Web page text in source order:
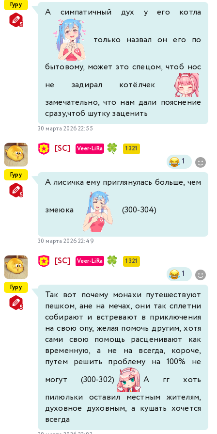
Гуру
А симпатичный дух у его котла
только назвал он его по
бытовому, может это спецом, чтоб нос
не задирал котёлчек
замечательно, что нам дали пояснение
сразу,чтоб шутку заценить
30 марта 2026 22:55
Гуру
[SC] Veer-LiRa 1 321
1
А лисичка ему приглянулась больше, чем
змеюка (300-304)
30 марта 2026 22:49
Гуру
[SC] Veer-LiRa 1 321
1
Так вот почему монахи путешествуют
пешком, ане на мечах, они так сплетни
собирают и встревают в приключения
на свою опу, желая помочь другим, хотя
сами свою помощь расценивают как
временную, а не на всегда, короче,
путем решить проблему на 100% не
могут (300-302)
А гг хоть
пилюльки оставил местным жителям,
духовное духовным, а кушать хочется
всегда